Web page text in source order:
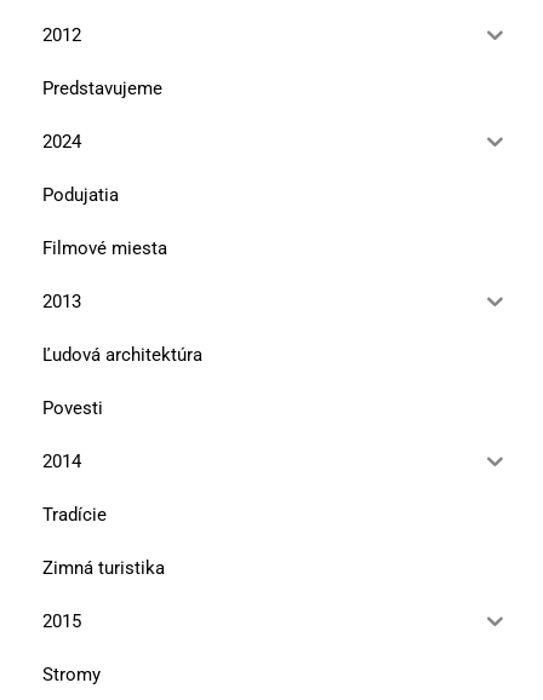
2012
Predstavujeme
2024
Podujatia
Filmové miesta
2013
Ľudová architektúra
Povesti
2014
Tradície
Zimná turistika
2015
Stromy